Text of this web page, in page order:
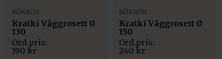
RÖKRÖR
Kratki Väggrosett Ø
130
190 kr
RÖKRÖR
Kratki Väggrosett Ø
150
240 kr